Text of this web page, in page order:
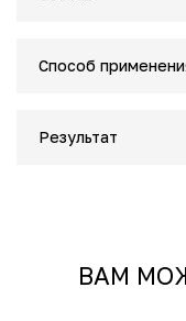
Способ
Результат
ВАМ